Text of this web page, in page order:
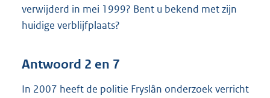
verwijderd in mei 1999? Bent u bekend met zijn
huidige verblijfplaats?
Antwoord 2 en 7
In 2007 heeft de politie Fryslân onderzoek verricht